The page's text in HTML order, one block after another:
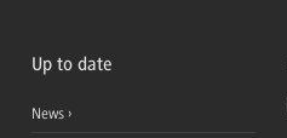
Up to date
News